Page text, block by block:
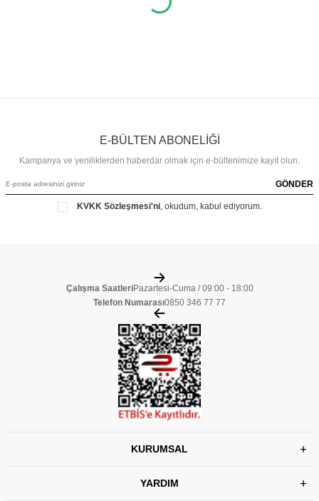
E-BÜLTEN ABONELİĞİ
Kampanya ve yeniliklerden haberdar olmak için e-bültenimize kayıt olun.
GÖNDER
KVKK Sözleşmesi'ni, okudum, kabul ediyorum.
Çalışma SaatleriPazartesi-Cuma / 09:00 - 18:00
Telefon Numarası0850 346 77 77
KURUMSAL
YARDIM